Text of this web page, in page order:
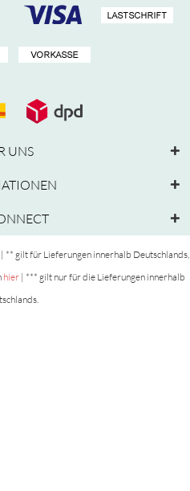
UNS
** gilt für Lieferungen innerhalb Deutschlands,
hier | *** gilt nur für die Lieferungen innerhalb